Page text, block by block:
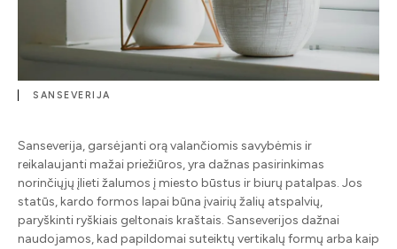
SANSEVERIJA
Sanseverija, garsėjanti orą valančiomis savybėmis ir
reikalaujanti mažai priežiūros, yra dažnas pasirinkimas
norinčiųjų įlieti žalumos į miesto būstus ir biurų patalpas. Jos
statūs, kardo formos lapai būna įvairių žalių atspalvių,
paryškinti ryškiais geltonais kraštais. Sanseverijos dažnai
naudojamos, kad papildomai suteiktų vertikalų formų arba kaip